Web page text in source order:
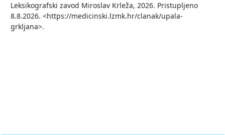
Leksikografski zavod Miroslav Krleža, 2026. Pristupljeno
8.8.2026. <https://medicinski.lzmk.hr/clanak/upala-
grkljana>.